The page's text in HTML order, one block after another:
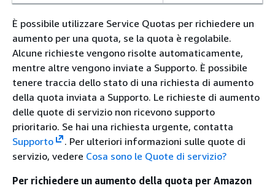
È possibile utilizzare Service Quotas per richiedere un
aumento per una quota, se la quota è regolabile.
Alcune richieste vengono risolte automaticamente,
mentre altre vengono inviate a Supporto. È possibile
tenere traccia dello stato di una richiesta di aumento
della quota inviata a Supporto. Le richieste di aumento
delle quote di servizio non ricevono supporto
prioritario. Se hai una richiesta urgente, contatta
Supporto
. Per ulteriori informazioni sulle quote di
servizio, vedere Cosa sono le Quote di servizio?
Per richiedere un aumento della quota per Amazon